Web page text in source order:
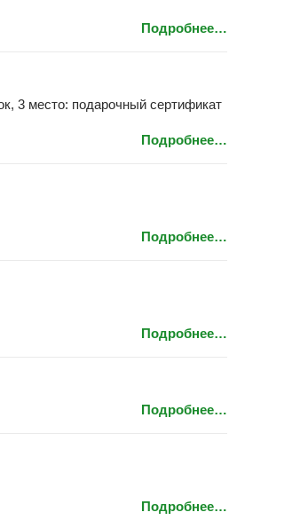
Подробнее…
3 место: подарочный сертификат
Подробнее…
Подробнее…
Подробнее…
Подробнее…
Подробнее…